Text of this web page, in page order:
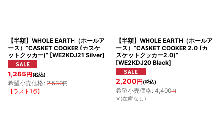
【半額】WHOLE EARTH（ホールア
ース）“CASKET COOKER (カスケ
ットクッカー)” [WE2KDJ21 Silver]
1,265円(税込)
希望小売価格: 2,530円
【ラスト1点】
【半額】WHOLE EARTH（ホールア
ース）“CASKET COOKER 2.0 (カ
スケットクッカー2.0)”
[WE2KDJ20 Black]
2,200円(税込)
希望小売価格: 4,400円
✕(在庫なし)